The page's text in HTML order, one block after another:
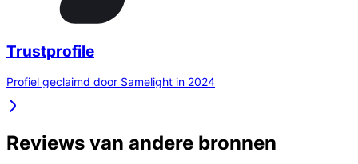
Trustprofile
Profiel geclaimd door Samelight in 2024
Reviews van andere bronnen